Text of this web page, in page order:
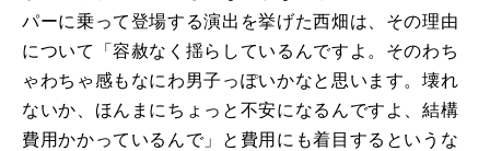
パーに乗って登場する演出を挙げた西畑は、その理由
について「容赦なく揺らしているんですよ。そのわち
ゃわちゃ感もなにわ男子っぽいかなと思います。壊れ
ないか、ほんまにちょっと不安になるんですよ、結構
費用かかっているんで」と費用にも着目するというな